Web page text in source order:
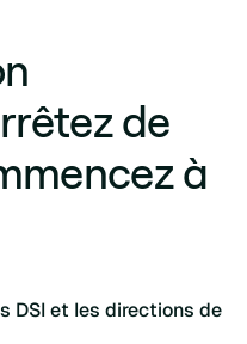
de
à
DSI et les directions de